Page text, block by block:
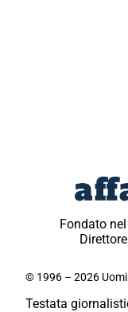
Fondato
© 1996 – 2026
Testata